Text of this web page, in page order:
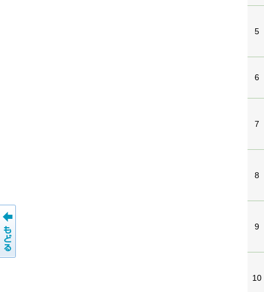
5
6
7
8
9
10